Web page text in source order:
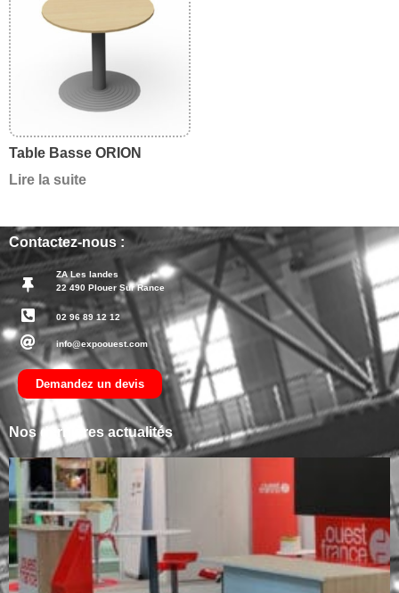
Table Basse ORION
Lire la suite
Contactez-nous :
ZA Les landes
22 490 Plouer Sur Rance
02 96 89 12 12
info@expoouest.com
Demandez un devis
Nos dernières actualités